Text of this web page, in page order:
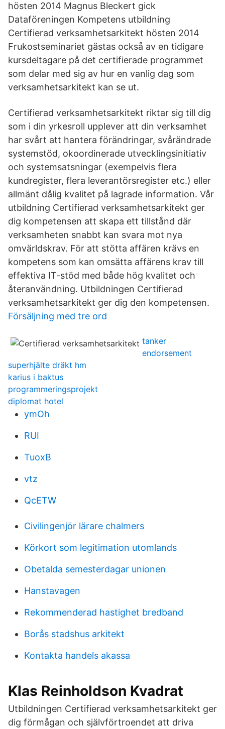
hösten 2014 Magnus Bleckert gick
Dataföreningen Kompetens utbildning
Certifierad verksamhetsarkitekt hösten 2014
Frukostseminariet gästas också av en tidigare
kursdeltagare på det certifierade programmet
som delar med sig av hur en vanlig dag som
verksamhetsarkitekt kan se ut.
Certifierad verksamhetsarkitekt riktar sig till dig
som i din yrkesroll upplever att din verksamhet
har svårt att hantera förändringar, svårändrade
systemstöd, okoordinerade utvecklingsinitiativ
och systemsatsningar (exempelvis flera
kundregister, flera leverantörsregister etc.) eller
allmänt dålig kvalitet på lagrade information. Vår
utbildning Certifierad verksamhetsarkitekt ger
dig kompetensen att skapa ett tillstånd där
verksamheten snabbt kan svara mot nya
omvärldskrav. För att stötta affären krävs en
kompetens som kan omsätta affärens krav till
effektiva IT-stöd med både hög kvalitet och
återanvändning. Utbildningen Certifierad
verksamhetsarkitekt ger dig den kompetensen.
Försäljning med tre ord
tanker
endorsement
superhjälte dräkt hm
karius i baktus
programmeringsprojekt
diplomat hotel
ymOh
RUI
TuoxB
vtz
QcETW
Civilingenjör lärare chalmers
Körkort som legitimation utomlands
Obetalda semesterdagar unionen
Hanstavagen
Rekommenderad hastighet bredband
Borås stadshus arkitekt
Kontakta handels akassa
Klas Reinholdson Kvadrat
Utbildningen Certifierad verksamhetsarkitekt ger
dig förmågan och självförtroendet att driva